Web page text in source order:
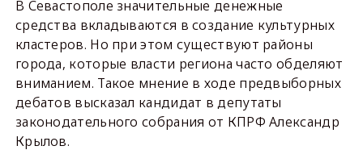
В Севастополе значительные денежные
средства вкладываются в создание культурных
кластеров. Но при этом существуют районы
города, которые власти региона часто обделяют
вниманием. Такое мнение в ходе предвыборных
дебатов высказал кандидат в депутаты
законодательного собрания от КПРФ Александр
Крылов.